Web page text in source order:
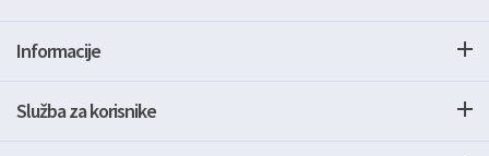
Informacije
Služba za korisnike